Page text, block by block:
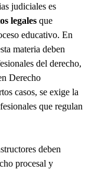
judiciales es
legalesque
educativo. En
materia deben
del derecho,
Derecho
casos, se exige la
que regulan
deben
procesal y